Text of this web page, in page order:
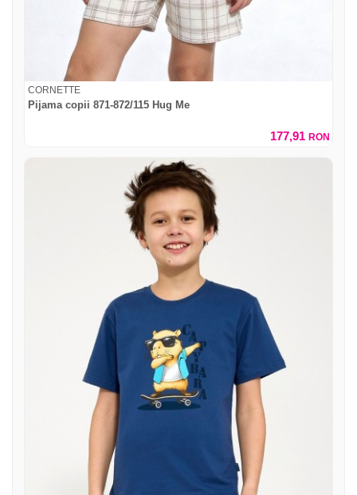
CORNETTE
Pijama copii 871-872/115 Hug Me
177,91 RON